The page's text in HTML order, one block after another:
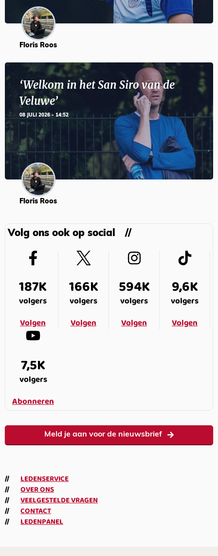
Floris Roos
‘Welkom in het San Siro van de
Veluwe’
08 JULI 2026 - 14:52
Floris Roos
Volg ons ook op social
187K
volgers
Volgen
166K
volgers
Volgen
594K
volgers
Volgen
9,6K
volgers
Volgen
7,5K
volgers
Abonneren
Meld je aan voor de nieuwsbrief
LEDENSERVICE
OVER ONS
VEELGESTELDE VRAGEN
CONTACT
LEDENPANEL